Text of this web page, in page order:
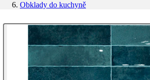
Obklady do kuchyně